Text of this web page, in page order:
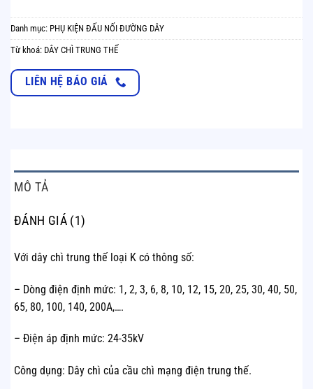
Danh mục: PHỤ KIỆN ĐẤU NỐI ĐƯỜNG DÂY
Từ khoá: DÂY CHÌ TRUNG THẾ
LIÊN HỆ BÁO GIÁ
MÔ TẢ
ĐÁNH GIÁ (1)
Với dây chì trung thế loại K có thông số:
– Dòng điện định mức: 1, 2, 3, 6, 8, 10, 12, 15, 20, 25, 30, 40, 50,
65, 80, 100, 140, 200A,….
– Điện áp định mức: 24-35kV
Công dụng: Dây chì của cầu chì mạng điện trung thế.